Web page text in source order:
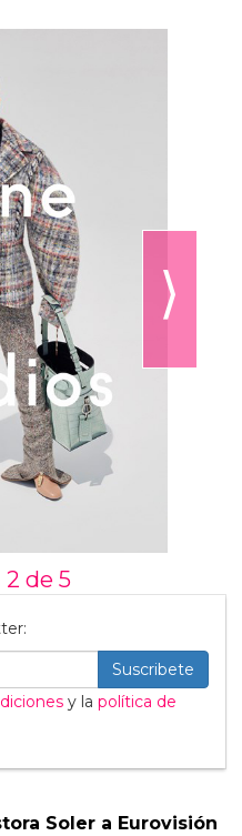
⟩
2 de 5
Suscribete
y la política de
Soler a Eurovisión